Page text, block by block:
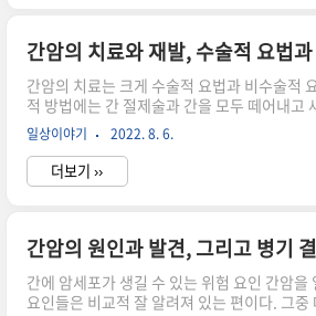
방은 성공적으로 1차 치료를 마친 간암 환자
나 새로운 종양이 생기지 않도록 하는 것을 목
환 환자를 위한 1차 예방 : 일반적으로 어떤 원
간암의 치료와 재발, 수술적 요법
간암의 치료는 크게 수술적 요법과 비수술적
적 방법에는 간 절제술과 간을 모두 떼어내고
이식이 있고, 비수술적 요법에는 경도관 동맥
(transcatheter chemoemboilzation,
입요법(percutaneous ethanol injection,
(radiofrequency ablation therapy), 그리고
간암을 치료하는 방법 가운데 가장 확실한 방
간암의 절제다. 일반적으로 정상 간의 75..
일상이야기 2022. 8. 6.
더보기 ››
간암의 원인과 발견, 그리고 병기
간에 암세포가 생길 수 있는 위험 요인 간암을
요인들은 비교적 잘 알려져 있는 편이다. 그중